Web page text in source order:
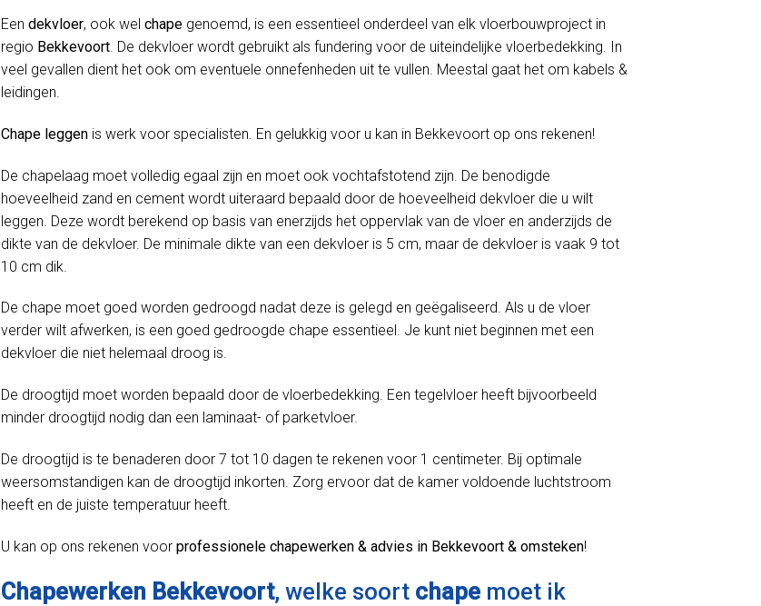
Een dekvloer, ook wel chape genoemd, is een essentieel onderdeel van elk vloerbouwproject in
regio Bekkevoort. De dekvloer wordt gebruikt als fundering voor de uiteindelijke vloerbedekking. In
veel gevallen dient het ook om eventuele onnefenheden uit te vullen. Meestal gaat het om kabels &
leidingen.
Chape leggen is werk voor specialisten. En gelukkig voor u kan in Bekkevoort op ons rekenen!
De chapelaag moet volledig egaal zijn en moet ook vochtafstotend zijn. De benodigde
hoeveelheid zand en cement wordt uiteraard bepaald door de hoeveelheid dekvloer die u wilt
leggen. Deze wordt berekend op basis van enerzijds het oppervlak van de vloer en anderzijds de
dikte van de dekvloer. De minimale dikte van een dekvloer is 5 cm, maar de dekvloer is vaak 9 tot
10 cm dik.
De chape moet goed worden gedroogd nadat deze is gelegd en geëgaliseerd. Als u de vloer
verder wilt afwerken, is een goed gedroogde chape essentieel. Je kunt niet beginnen met een
dekvloer die niet helemaal droog is.
De droogtijd moet worden bepaald door de vloerbedekking. Een tegelvloer heeft bijvoorbeeld
minder droogtijd nodig dan een laminaat- of parketvloer.
De droogtijd is te benaderen door 7 tot 10 dagen te rekenen voor 1 centimeter. Bij optimale
weersomstandigen kan de droogtijd inkorten. Zorg ervoor dat de kamer voldoende luchtstroom
heeft en de juiste temperatuur heeft.
U kan op ons rekenen voor professionele chapewerken & advies in Bekkevoort & omsteken!
Chapewerken Bekkevoort, welke soort chape moet ik